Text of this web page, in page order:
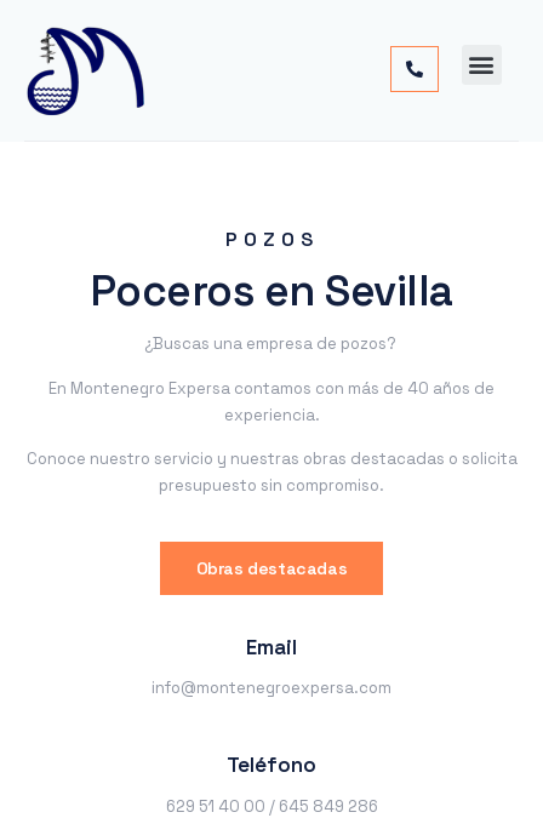
POZOS
Poceros en Sevilla
¿Buscas una empresa de pozos?
En Montenegro Expersa contamos con más de 40 años de
experiencia.
Conoce nuestro servicio y nuestras obras destacadas o solicita
presupuesto sin compromiso.
Obras destacadas
Email
info@montenegroexpersa.com
Teléfono
629 51 40 00 / 645 849 286